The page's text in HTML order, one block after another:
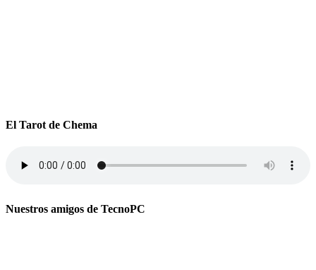
El Tarot de Chema
Nuestros amigos de TecnoPC